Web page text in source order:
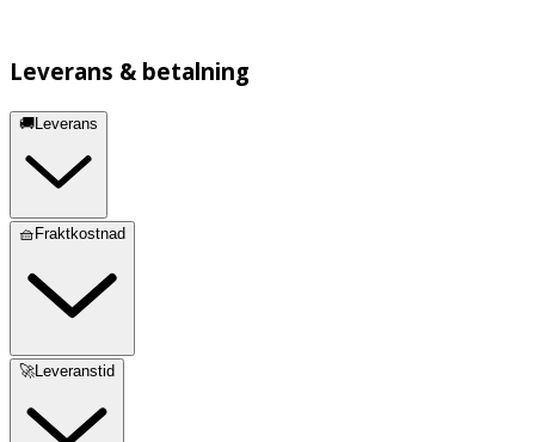
Leverans & betalning
🚚Leverans
🧺Fraktkostnad
🚀Leveranstid